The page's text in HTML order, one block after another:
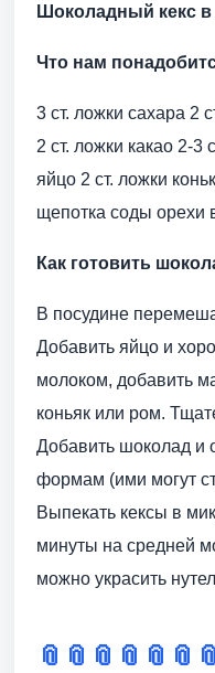
Шоколадный кекс
Что нам
3 ст. ложки сахара 2
2 ст. ложки какао 2-3
яйцо 2 ст. ложки
щепотка соды орехи
Как готовить
В посудине
Добавить яйцо и
молоком, добавить
коньяк или ром.
Добавить шоколад и
формам (ими могут
Выпекать кексы в
минуты на средней
можно украсить
📎 📎 📎 📎 📎 📎 📎